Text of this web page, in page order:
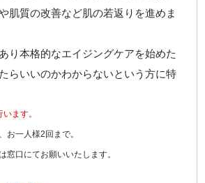
肌質の改善など肌の若返りを進めま
り本格的なエイジングケアを始めた
らいいのかわからないという方に特
ます。
お一人様2回まで。
口にてお願いいたします。